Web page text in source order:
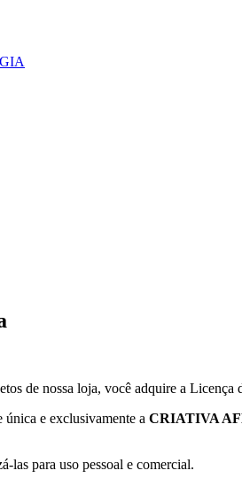
de nossa loja, você adquire a Licença
e exclusivamente a CRIATIVA
las para uso pessoal e comercial.